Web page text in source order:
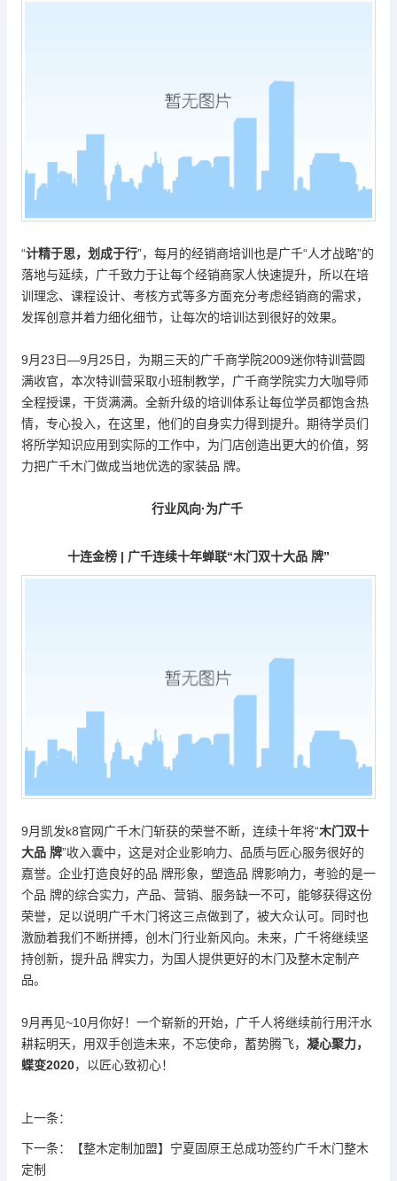
“计精于思，划成于行”，每月的经销商培训也是广千“人才战略”的
落地与延续，广千致力于让每个经销商家人快速提升，所以在培
训理念、课程设计、考核方式等多方面充分考虑经销商的需求，
发挥创意并着力细化细节，让每次的培训达到很好的效果。
9月23日—9月25日，为期三天的广千商学院2009迷你特训营圆
满收官，本次特训营采取小班制教学，广千商学院实力大咖导师
全程授课，干货满满。全新升级的培训体系让每位学员都饱含热
情，专心投入，在这里，他们的自身实力得到提升。期待学员们
将所学知识应用到实际的工作中，为门店创造出更大的价值，努
力把广千木门做成当地优选的家装品 牌。
行业风向·为广千
十连金榜 | 广千连续十年蝉联“木门双十大品 牌”
9月 凯发k8官网广千木门斩获的荣誉不断，连续十年将“木门双十
大品 牌”收入囊中，这是对企业影响力、品质与匠心服务很好的
嘉誉。企业打造良好的品 牌形象，塑造品 牌影响力，考验的是一
个品 牌的综合实力，产品、营销、服务缺一不可，能够获得这份
荣誉，足以说明广千木门将这三点做到了，被大众认可。同时也
激励着我们不断拼搏，创木门行业新风向。未来，广千将继续坚
持创新，提升品 牌实力，为国人提供更好的木门及整木定制产
品。
9月再见~10月你好！一个崭新的开始，广千人将继续前行用汗水
耕耘明天，用双手创造未来，不忘使命，蓄势腾飞， 凝心聚力，
蝶变2020，以匠心致初心！
上一条：
下一条：
【整木定制加盟】宁夏固原王总成功签约广千木门整木
定制